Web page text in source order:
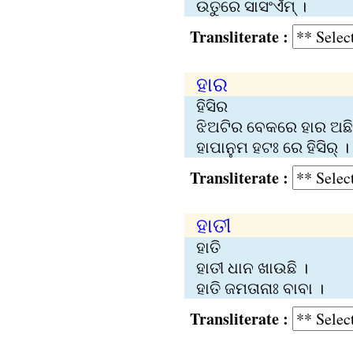
ଉତୁରେ ସାସଂଏଁମ୍‍ ।
Transliterate :
ହାର
ହିସିର
ଝିଅଟିର ବେକରେ ହାର ଅଛି
ହାପାନୁମ ହଟଃ ରେ ହିସିର୍‍ ।
Transliterate :
ହାତୀ
ହାତି
ହାତୀ ଧାନ ଖାଉଛି ।
ହାତି ଜମତାନାଃ ବାବା ।
Transliterate :